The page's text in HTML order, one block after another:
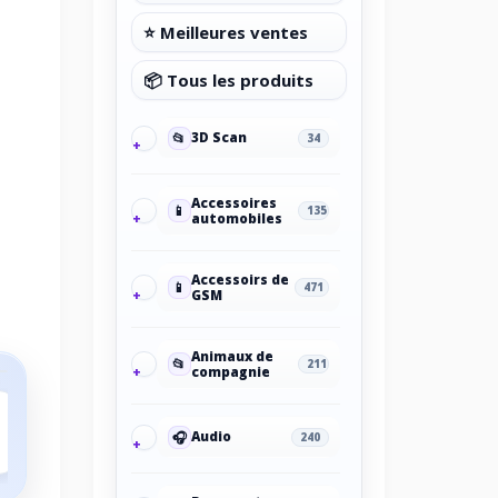
⭐ Meilleures ventes
📦 Tous les produits
📂 3D Scan 34
📱 Accessoires
automobiles
135
📱 Accessoirs de
GSM
471
📂 Animaux de
compagnie
211
🎧 Audio 240